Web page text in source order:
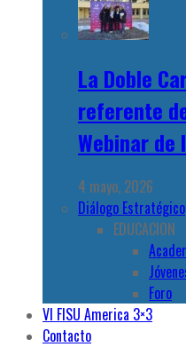
La Doble
referente
Webinar de
4 mayo, 2026
Diálogo Estratégico
EDUCACION
Foro
VI FISU America 3×3
Contacto